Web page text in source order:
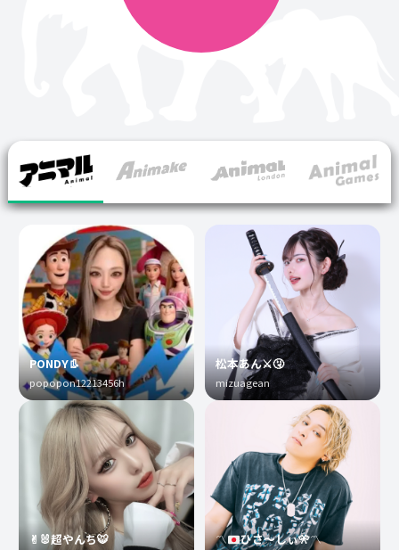
PONDY👢
popopon12213456h
✌︎🐰超やんち🐯
松本あん⚔️🤧
mizuagean
〽️ ひさ〜しぃ🎌〽️